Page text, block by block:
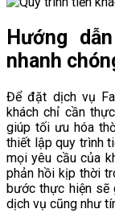
Hướng
nhanh
Để đặt dịch vụ
khách chỉ cần
giúp tối ưu hóa
thiết lập quy trình
mọi yêu cầu của
phản hồi kịp thời
bước thực hiện sẽ
dịch vụ cũng như